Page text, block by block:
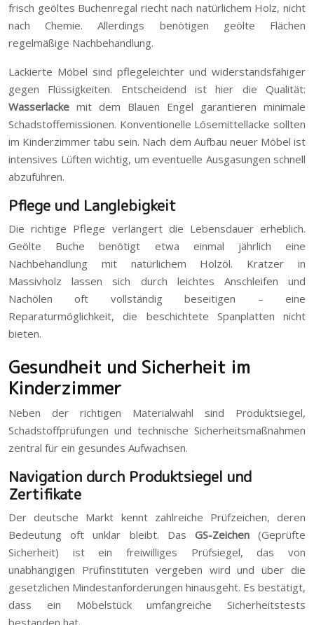
frisch geöltes Buchenregal riecht nach natürlichem Holz, nicht
nach Chemie. Allerdings benötigen geölte Flächen
regelmäßige Nachbehandlung.
Lackierte Möbel sind pflegeleichter und widerstandsfähiger
gegen Flüssigkeiten. Entscheidend ist hier die Qualität:
Wasserlacke mit dem Blauen Engel garantieren minimale
Schadstoffemissionen. Konventionelle Lösemittellacke sollten
im Kinderzimmer tabu sein. Nach dem Aufbau neuer Möbel ist
intensives Lüften wichtig, um eventuelle Ausgasungen schnell
abzuführen.
Pflege und Langlebigkeit
Die richtige Pflege verlängert die Lebensdauer erheblich.
Geölte Buche benötigt etwa einmal jährlich eine
Nachbehandlung mit natürlichem Holzöl. Kratzer in
Massivholz lassen sich durch leichtes Anschleifen und
Nachölen oft vollständig beseitigen – eine
Reparaturmöglichkeit, die beschichtete Spanplatten nicht
bieten.
Gesundheit und Sicherheit im
Kinderzimmer
Neben der richtigen Materialwahl sind Produktsiegel,
Schadstoffprüfungen und technische Sicherheitsmaßnahmen
zentral für ein gesundes Aufwachsen.
Navigation durch Produktsiegel und
Zertifikate
Der deutsche Markt kennt zahlreiche Prüfzeichen, deren
Bedeutung oft unklar bleibt. Das GS-Zeichen(Geprüfte
Sicherheit) ist ein freiwilliges Prüfsiegel, das von
unabhängigen Prüfinstituten vergeben wird und über die
gesetzlichen Mindestanforderungen hinausgeht. Es bestätigt,
dass ein Möbelstück umfangreiche Sicherheitstests